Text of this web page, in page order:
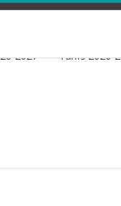
2027 Tarifs 2026-